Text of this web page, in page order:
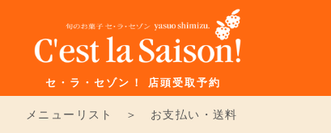
セ・ラ・セゾン！ 店頭受取予約
メニューリスト ＞ お支払い・送料